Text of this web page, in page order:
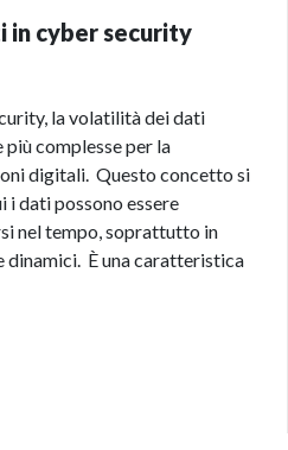
in cyber security
la volatilità dei dati
complesse per la
digitali. Questo concetto si
dati possono essere
nel tempo, soprattutto in
È una caratteristica